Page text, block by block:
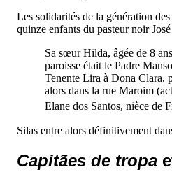
Les solidarités de la génération
quinze enfants du pasteur noir
Sa sœur Hilda, âgée de 8
paroisse était le Padre
Tenente Lira à Dona Clara,
alors dans la rue Maroim
Elane dos Santos, nièce de
Silas entre alors définitivement
Capitães de tropa